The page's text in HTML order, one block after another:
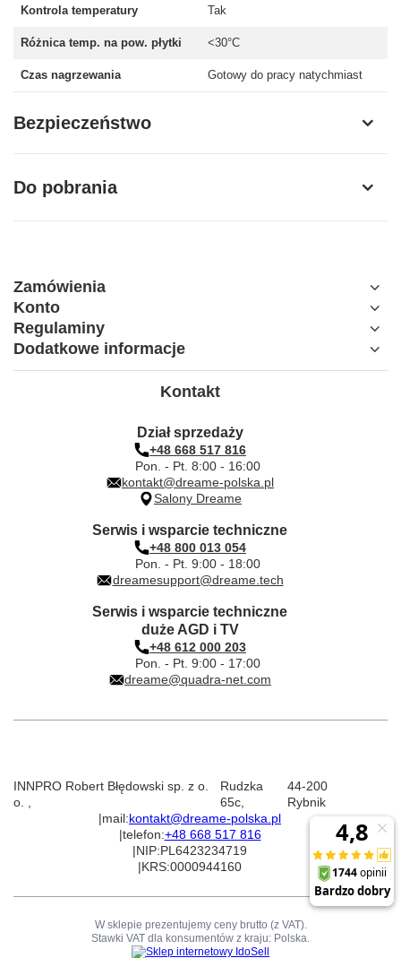
Kontrola temperatury Tak
Różnica temp. na pow. płytki <30°C
Czas nagrzewania Gotowy do pracy natychmiast
Bezpieczeństwo
Do pobrania
Zamówienia
Konto
Regulaminy
Dodatkowe informacje
Kontakt
Dział sprzedaży
+48 668 517 816
Pon. - Pt. 8:00 - 16:00
kontakt@dreame-polska.pl
Salony Dreame
Serwis i wsparcie techniczne
+48 800 013 054
Pon. - Pt. 9:00 - 18:00
dreamesupport@dreame.tech
Serwis i wsparcie techniczne
duże AGD i TV
+48 612 000 203
Pon. - Pt. 9:00 - 17:00
dreame@quadra-net.com
INNPRO Robert Błędowski sp. z o.
o.
Rudzka
65c,
44-200
Rybnik
|mail:kontakt@dreame-polska.pl
|telefon:+48 668 517 816
|NIP:PL6423234719
|KRS:0000944160
W sklepie prezentujemy ceny brutto (z VAT).
Stawki VAT dla konsumentów z kraju: Polska.